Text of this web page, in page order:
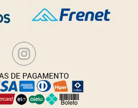
DE PAGAMENTO